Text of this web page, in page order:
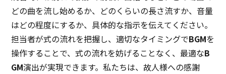
どの曲を流し始めるか、どのくらいの長さ流すか、音量
はどの程度にするか、具体的な指示を伝えてください。
担当者が式の流れを把握し、適切なタイミングでBGMを
操作することで、式の流れを妨げることなく、最適なB
GM演出が実現できます。私たちは、故人様への感謝